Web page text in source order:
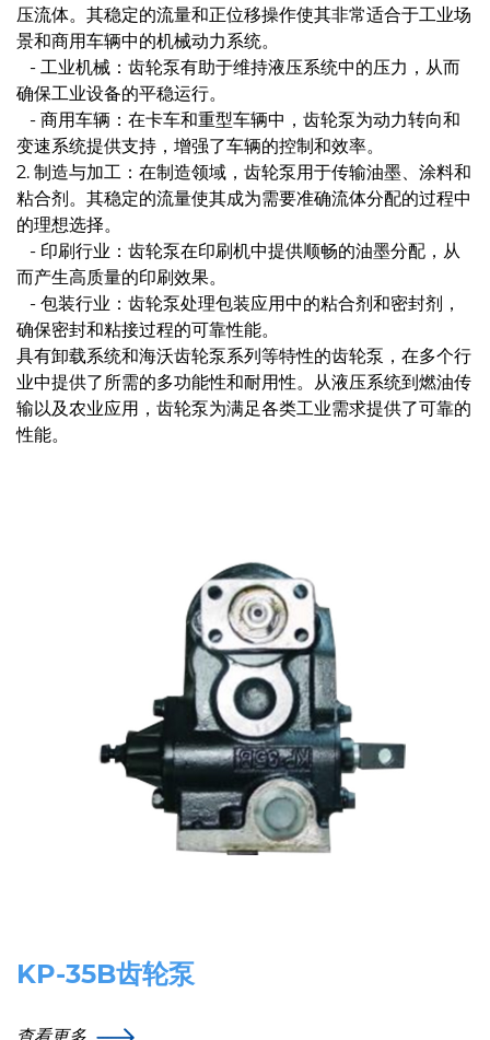
压流体。其稳定的流量和正位移操作使其非常适合于工业场
景和商用车辆中的机械动力系统。
- 工业机械：齿轮泵有助于维持液压系统中的压力，从而
确保工业设备的平稳运行。
- 商用车辆：在卡车和重型车辆中，齿轮泵为动力转向和
变速系统提供支持，增强了车辆的控制和效率。
2. 制造与加工：在制造领域，齿轮泵用于传输油墨、涂料和
粘合剂。其稳定的流量使其成为需要准确流体分配的过程中
的理想选择。
- 印刷行业：齿轮泵在印刷机中提供顺畅的油墨分配，从
而产生高质量的印刷效果。
- 包装行业：齿轮泵处理包装应用中的粘合剂和密封剂，
确保密封和粘接过程的可靠性能。
具有卸载系统和海沃齿轮泵系列等特性的齿轮泵，在多个行
业中提供了所需的多功能性和耐用性。从液压系统到燃油传
输以及农业应用，齿轮泵为满足各类工业需求提供了可靠的
性能。
KP-35B齿轮泵